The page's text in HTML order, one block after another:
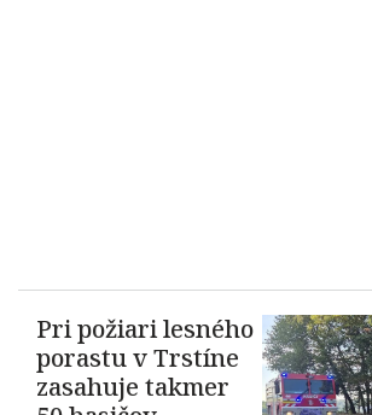
Pri požiari lesného
porastu v Trstíne
zasahuje takmer